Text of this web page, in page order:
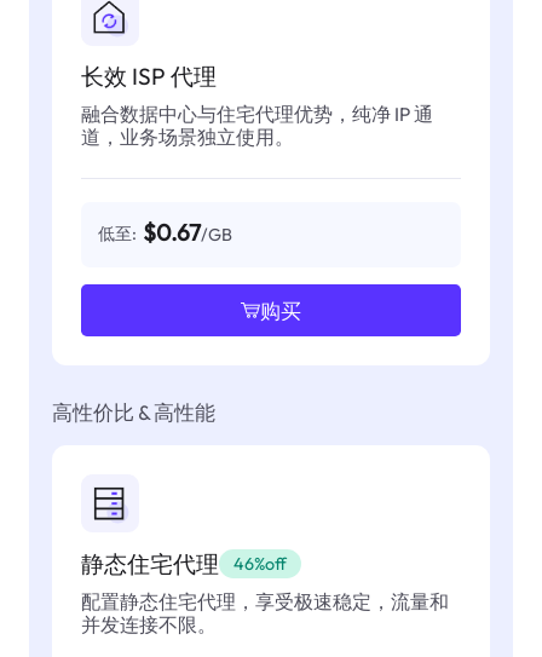
长效 ISP 代理
融合数据中心与住宅代理优势，纯净 IP 通
道，业务场景独立使用。
低至: $0.67/GB
购买
高性价比 & 高性能
静态住宅代理 46%off
配置静态住宅代理，享受极速稳定，流量和
并发连接不限。